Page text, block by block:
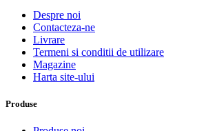
Despre noi
Contacteza-ne
Livrare
Termeni si conditii de utilizare
Magazine
Harta site-ului
Produse